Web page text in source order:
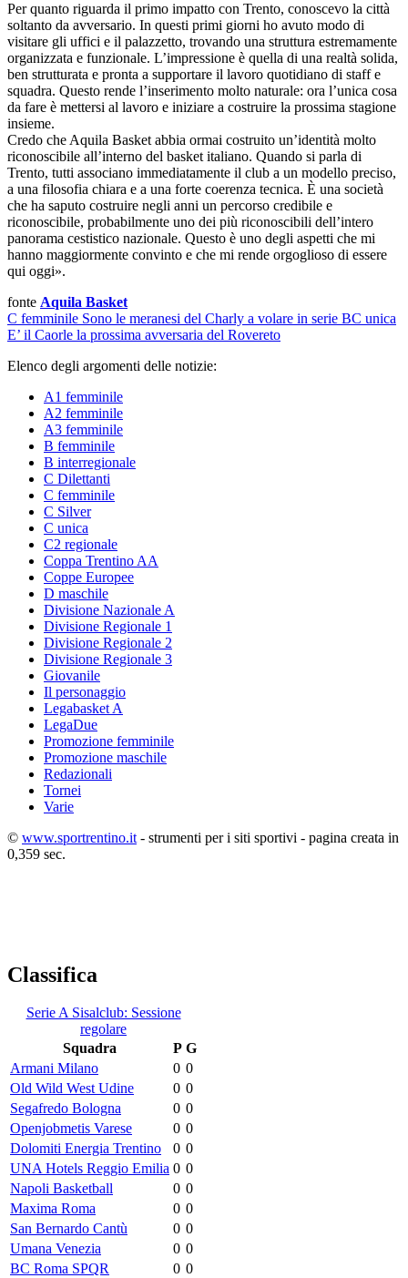
Per quanto riguarda il primo impatto con Trento, conoscevo la città
soltanto da avversario. In questi primi giorni ho avuto modo di
visitare gli uffici e il palazzetto, trovando una struttura estremamente
organizzata e funzionale. L’impressione è quella di una realtà solida,
ben strutturata e pronta a supportare il lavoro quotidiano di staff e
squadra. Questo rende l’inserimento molto naturale: ora l’unica cosa
da fare è mettersi al lavoro e iniziare a costruire la prossima stagione
insieme.
Credo che Aquila Basket abbia ormai costruito un’identità molto
riconoscibile all’interno del basket italiano. Quando si parla di
Trento, tutti associano immediatamente il club a un modello preciso,
a una filosofia chiara e a una forte coerenza tecnica. È una società
che ha saputo costruire negli anni un percorso credibile e
riconoscibile, probabilmente uno dei più riconoscibili dell’intero
panorama cestistico nazionale. Questo è uno degli aspetti che mi
hanno maggiormente convinto e che mi rende orgoglioso di essere
qui oggi».
fonte Aquila Basket
C femminile Sono le meranesi del Charly a volare in serie BC unica
E’ il Caorle la prossima avversaria del Rovereto
Elenco degli argomenti delle notizie:
A1 femminile
A2 femminile
A3 femminile
B femminile
B interregionale
C Dilettanti
C femminile
C Silver
C unica
C2 regionale
Coppa Trentino AA
Coppe Europee
D maschile
Divisione Nazionale A
Divisione Regionale 1
Divisione Regionale 2
Divisione Regionale 3
Giovanile
Il personaggio
Legabasket A
LegaDue
Promozione femminile
Promozione maschile
Redazionali
Tornei
Varie
© www.sportrentino.it - strumenti per i siti sportivi - pagina creata in
0,359 sec.
Classifica
Serie A Sisalclub: Sessione
regolare
Squadra
P G
Armani Milano
0 0
Old Wild West Udine
0 0
Segafredo Bologna
0 0
Openjobmetis Varese
0 0
Dolomiti Energia Trentino
0 0
UNA Hotels Reggio Emilia 0 0
Napoli Basketball
0 0
Maxima Roma
0 0
San Bernardo Cantù
0 0
Umana Venezia
0 0
BC Roma SPQR
0 0